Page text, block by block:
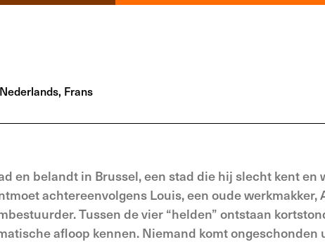
Nederlands, Frans
en belandt in Brussel, een stad die hij slecht kent en
achtereenvolgens Louis, een oude werkmakker,
Tussen de vier “helden” ontstaan
afloop kennen. Niemand komt ongeschonden